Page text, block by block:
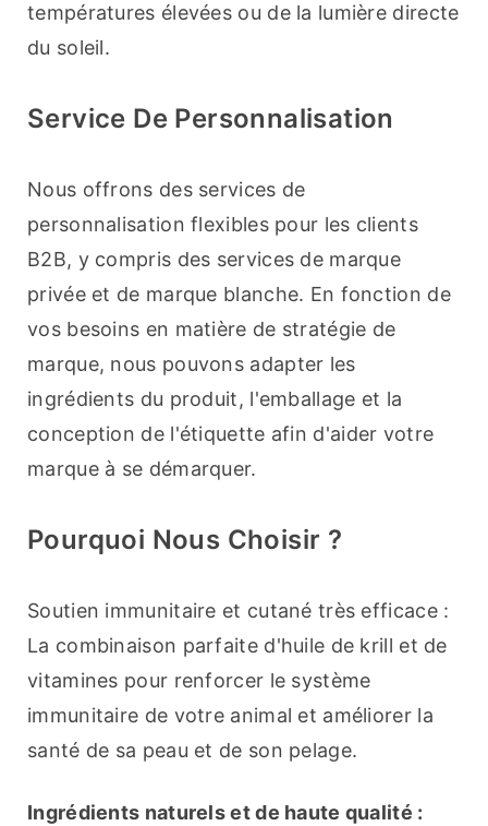
températures élevées ou de la lumière directe
du soleil.
Service De Personnalisation
Nous offrons des services de
personnalisation flexibles pour les clients
B2B, y compris des services de marque
privée et de marque blanche. En fonction de
vos besoins en matière de stratégie de
marque, nous pouvons adapter les
ingrédients du produit, l'emballage et la
conception de l'étiquette afin d'aider votre
marque à se démarquer.
Pourquoi Nous Choisir ?
Soutien immunitaire et cutané très efficace :
La combinaison parfaite d'huile de krill et de
vitamines pour renforcer le système
immunitaire de votre animal et améliorer la
santé de sa peau et de son pelage.
Ingrédients naturels et de haute qualité :